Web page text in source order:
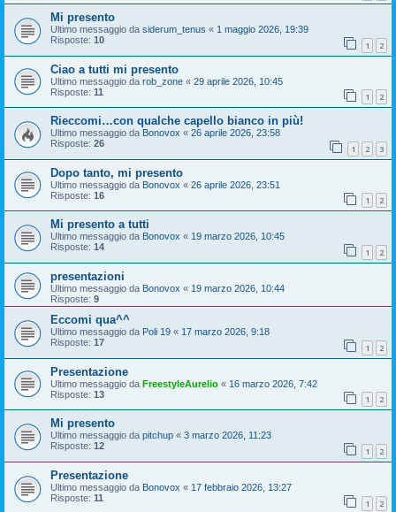
Mi presento
Ultimo messaggio da siderum_tenus « 1 maggio 2026, 19:39
Risposte: 10 1 2
Ciao a tutti mi presento
Ultimo messaggio da rob_zone « 29 aprile 2026, 10:45
Risposte: 11 1 2
Rieccomi…con qualche capello bianco in più!
Ultimo messaggio da Bonovox « 26 aprile 2026, 23:58
Risposte: 26 1 2 3
Dopo tanto, mi presento
Ultimo messaggio da Bonovox « 26 aprile 2026, 23:51
Risposte: 16 1 2
Mi presento a tutti
Ultimo messaggio da Bonovox « 19 marzo 2026, 10:45
Risposte: 14 1 2
presentazioni
Ultimo messaggio da Bonovox « 19 marzo 2026, 10:44
Risposte: 9
Eccomi qua^^
Ultimo messaggio da Poli 19 « 17 marzo 2026, 9:18
Risposte: 17 1 2
Presentazione
Ultimo messaggio da FreestyleAurelio « 16 marzo 2026, 7:42
Risposte: 13 1 2
Mi presento
Ultimo messaggio da pitchup « 3 marzo 2026, 11:23
Risposte: 12 1 2
Presentazione
Ultimo messaggio da Bonovox « 17 febbraio 2026, 13:27
Risposte: 11 1 2